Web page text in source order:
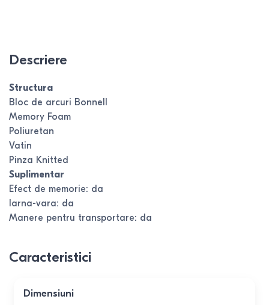
Descriere
Structura
Bloc de arcuri Bonnell
Memory Foam
Poliuretan
Vatin
Pinza Knitted
Suplimentar
Efect de memorie: da
Iarna-vara: da
Manere pentru transportare: da
Caracteristici
Dimensiuni